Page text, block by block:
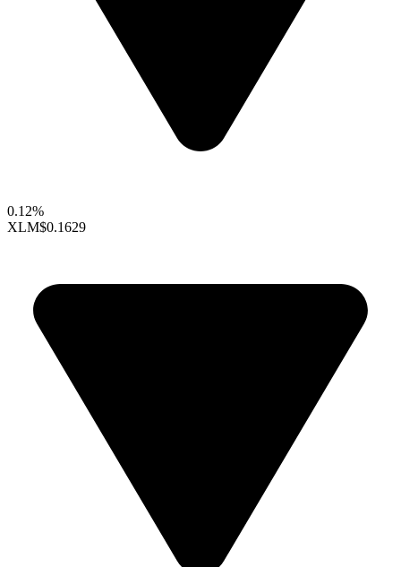
0.12%
XLM$0.1629